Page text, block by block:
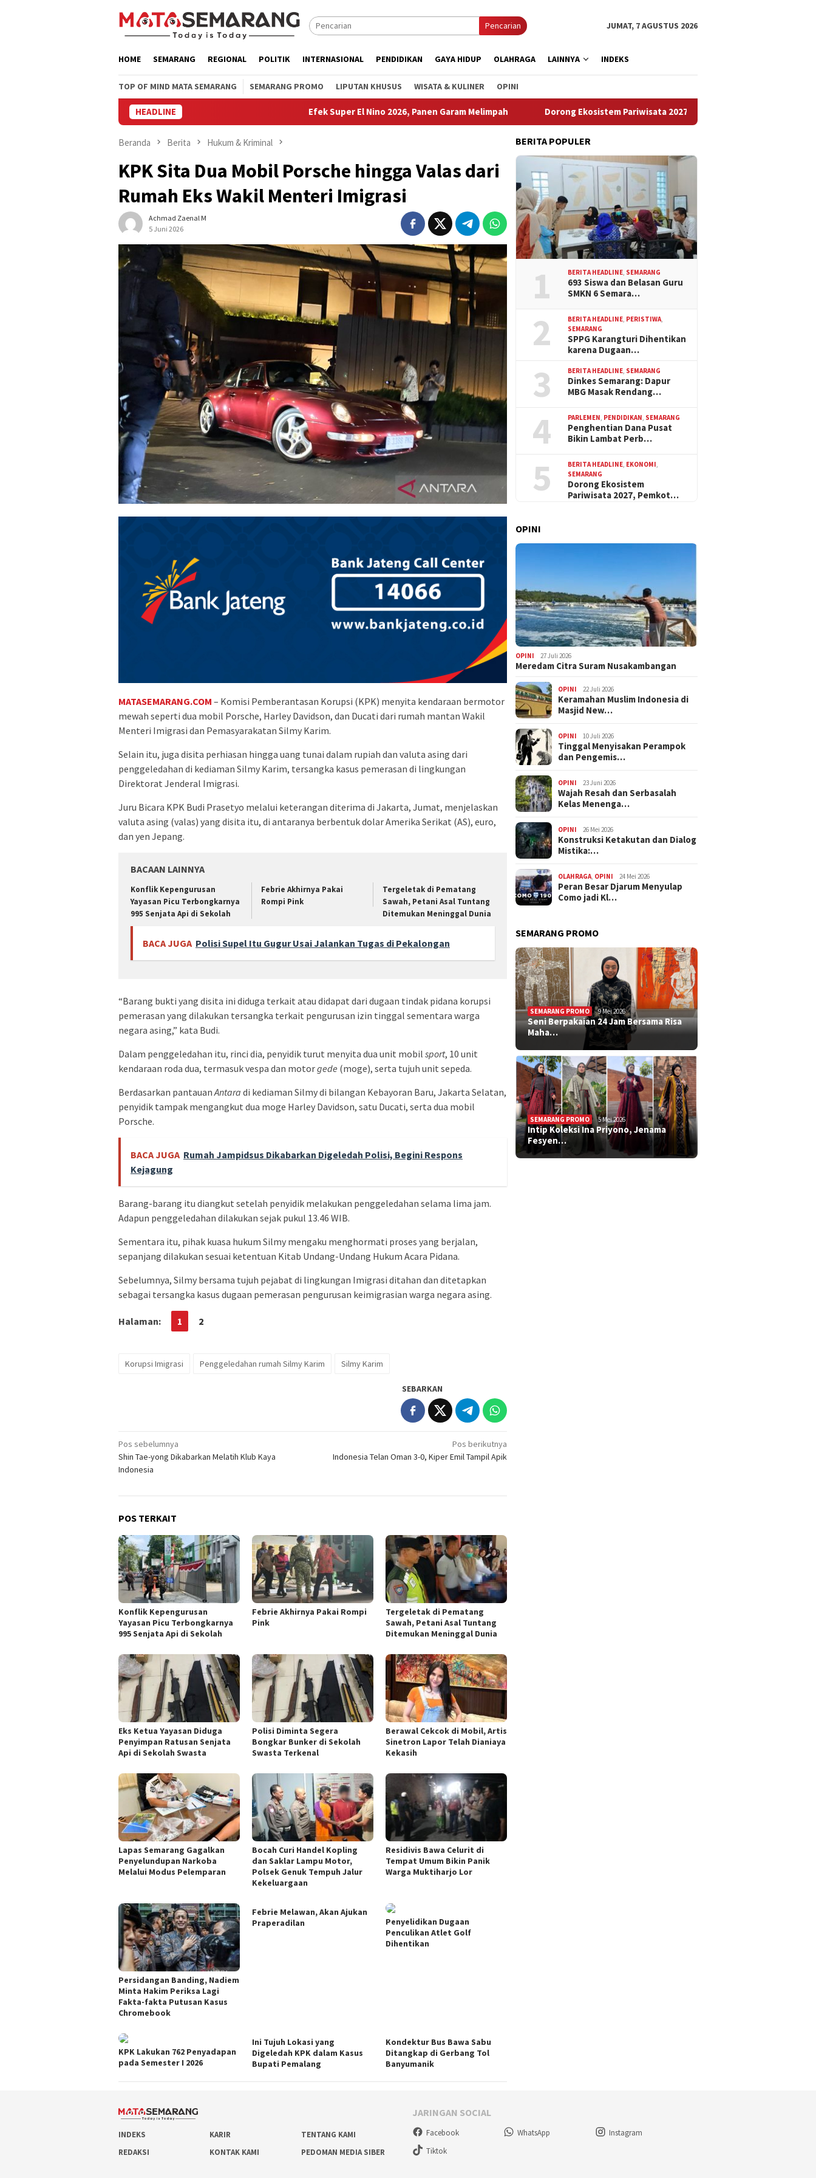
Pencarian JUMAT, 7 AGUSTUS 2026
HOME SEMARANG REGIONAL POLITIK INTERNASIONAL PENDIDIKAN GAYA HIDUP OLAHRAGA LAINNYA INDEKS
TOP OF MIND MATA SEMARANG SEMARANG PROMO LIPUTAN KHUSUS WISATA & KULINER OPINI
HEADLINE Efek Super El Nino 2026, Panen Garam Melimpah Dorong Ekosistem Pariwisata 2027, Pemkot Semarang Siapkan “Quick Win” dan
Beranda Berita Hukum & Kriminal
KPK Sita Dua Mobil Porsche hingga Valas dari
Rumah Eks Wakil Menteri Imigrasi
Achmad Zaenal M
5 Juni 2026
MATASEMARANG.COM – Komisi Pemberantasan Korupsi (KPK) menyita kendaraan bermotor
mewah seperti dua mobil Porsche, Harley Davidson, dan Ducati dari rumah mantan Wakil
Menteri Imigrasi dan Pemasyarakatan Silmy Karim.
Selain itu, juga disita perhiasan hingga uang tunai dalam rupiah dan valuta asing dari
penggeledahan di kediaman Silmy Karim, tersangka kasus pemerasan di lingkungan
Direktorat Jenderal Imigrasi.
Juru Bicara KPK Budi Prasetyo melalui keterangan diterima di Jakarta, Jumat, menjelaskan
valuta asing (valas) yang disita itu, di antaranya berbentuk dolar Amerika Serikat (AS), euro,
dan yen Jepang.
BACAAN LAINNYA
Konflik Kepengurusan
Yayasan Picu Terbongkarnya
995 Senjata Api di Sekolah
Febrie Akhirnya Pakai
Rompi Pink
Tergeletak di Pematang
Sawah, Petani Asal Tuntang
Ditemukan Meninggal Dunia
BACA JUGA Polisi Supel Itu Gugur Usai Jalankan Tugas di Pekalongan
“Barang bukti yang disita ini diduga terkait atau didapat dari dugaan tindak pidana korupsi
pemerasan yang dilakukan tersangka terkait pengurusan izin tinggal sementara warga
negara asing,” kata Budi.
Dalam penggeledahan itu, rinci dia, penyidik turut menyita dua unit mobil sport, 10 unit
kendaraan roda dua, termasuk vespa dan motorgede (moge), serta tujuh unit sepeda.
Berdasarkan pantauan Antara di kediaman Silmy di bilangan Kebayoran Baru, Jakarta Selatan,
penyidik tampak mengangkut dua moge Harley Davidson, satu Ducati, serta dua mobil
Porsche.
BACA JUGA Rumah Jampidsus Dikabarkan Digeledah Polisi, Begini Respons
Kejagung
Barang-barang itu diangkut setelah penyidik melakukan penggeledahan selama lima jam.
Adapun penggeledahan dilakukan sejak pukul 13.46 WIB.
Sementara itu, pihak kuasa hukum Silmy mengaku menghormati proses yang berjalan,
sepanjang dilakukan sesuai ketentuan Kitab Undang-Undang Hukum Acara Pidana.
Sebelumnya, Silmy bersama tujuh pejabat di lingkungan Imigrasi ditahan dan ditetapkan
sebagai tersangka kasus dugaan pemerasan pengurusan keimigrasian warga negara asing.
Halaman: 1 2
Korupsi Imigrasi Penggeledahan rumah Silmy Karim Silmy Karim
SEBARKAN
Navigasi
pos
Pos sebelumnya
Shin Tae-yong Dikabarkan Melatih Klub Kaya
Indonesia
Pos berikutnya
Indonesia Telan Oman 3-0, Kiper Emil Tampil Apik
POS TERKAIT
Konflik Kepengurusan
Yayasan Picu Terbongkarnya
995 Senjata Api di Sekolah
Febrie Akhirnya Pakai Rompi
Pink
Tergeletak di Pematang
Sawah, Petani Asal Tuntang
Ditemukan Meninggal Dunia
Eks Ketua Yayasan Diduga
Penyimpan Ratusan Senjata
Api di Sekolah Swasta
Polisi Diminta Segera
Bongkar Bunker di Sekolah
Swasta Terkenal
Berawal Cekcok di Mobil, Artis
Sinetron Lapor Telah Dianiaya
Kekasih
Lapas Semarang Gagalkan
Penyelundupan Narkoba
Melalui Modus Pelemparan
Bocah Curi Handel Kopling
dan Saklar Lampu Motor,
Polsek Genuk Tempuh Jalur
Kekeluargaan
Residivis Bawa Celurit di
Tempat Umum Bikin Panik
Warga Muktiharjo Lor
Persidangan Banding, Nadiem
Minta Hakim Periksa Lagi
Fakta-fakta Putusan Kasus
Chromebook
Febrie Melawan, Akan Ajukan
Praperadilan
Penyelidikan Dugaan
Penculikan Atlet Golf
Dihentikan
KPK Lakukan 762 Penyadapan
pada Semester I 2026
Ini Tujuh Lokasi yang
Digeledah KPK dalam Kasus
Bupati Pemalang
Kondektur Bus Bawa Sabu
Ditangkap di Gerbang Tol
Banyumanik
BERITA POPULER
1 BERITA HEADLINE SEMARANG
693 Siswa dan Belasan Guru
SMKN 6 Semara…
2 BERITA HEADLINE PERISTIWA
SEMARANG
SPPG Karangturi Dihentikan
karena Dugaan…
3 BERITA HEADLINE SEMARANG
Dinkes Semarang: Dapur
MBG Masak Rendang…
4 PARLEMEN PENDIDIKAN SEMARANG
Penghentian Dana Pusat
Bikin Lambat Perb…
5 BERITA HEADLINE EKONOMI
SEMARANG
Dorong Ekosistem
Pariwisata 2027, Pemkot…
OPINI
OPINI 27 Juli 2026
Meredam Citra Suram Nusakambangan
OPINI 22 Juli 2026
Keramahan Muslim Indonesia di
Masjid New…
OPINI 10 Juli 2026
Tinggal Menyisakan Perampok
dan Pengemis…
OPINI 23 Juni 2026
Wajah Resah dan Serbasalah
Kelas Menenga…
OPINI 26 Mei 2026
Konstruksi Ketakutan dan Dialog
Mistika:…
OLAHRAGA OPINI 24 Mei 2026
Peran Besar Djarum Menyulap
Como jadi Kl…
SEMARANG PROMO
SEMARANG PROMO 9 Mei 2026
Seni Berpakaian 24 Jam Bersama Risa
Maha…
SEMARANG PROMO 5 Mei 2026
Intip Koleksi Ina Priyono, Jenama
Fesyen…
INDEKS KARIR
TENTANG KAMI
REDAKSI
KONTAK KAMI PEDOMAN MEDIA SIBER
JARINGAN SOCIAL
Facebook WhatsApp
Instagram
Tiktok